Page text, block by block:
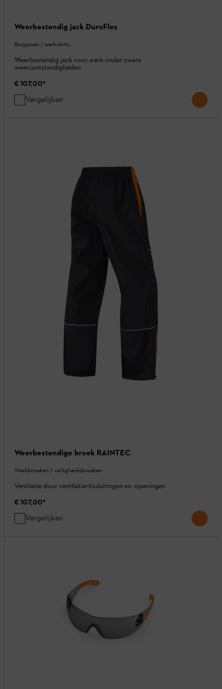
Weerbestendig jack DuroFlex
Bosjassen / werkshirts
Weerbestendig jack voor werk onder zware
weersomstandigheden
€ 107,00*
Vergelijken
Weerbestendige broek RAINTEC
Werkbroeken / veiligheidsbroeken
Ventilatie door ventilatieritssluitingen en -openingen
€ 107,00*
Vergelijken